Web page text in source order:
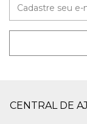
CENTRAL DE